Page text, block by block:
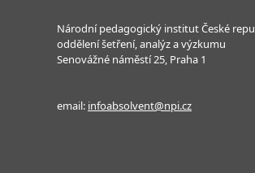
Národní pedagogický institut České
oddělení šetření, analýz a výzkumu
Senovážné náměstí 25, Praha 1
email: infoabsolvent@npi.cz